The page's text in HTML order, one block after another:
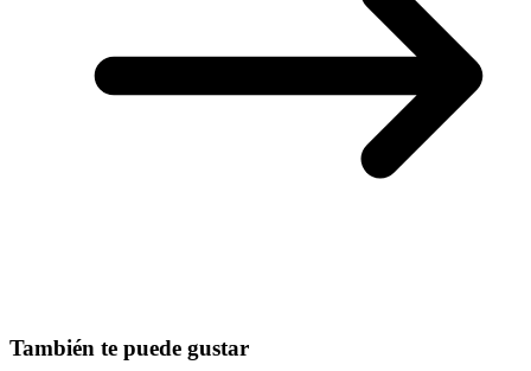
También te puede gustar